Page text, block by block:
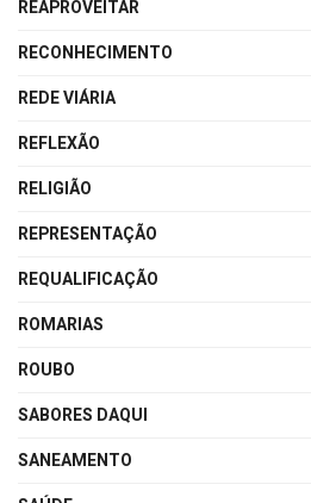
REAPROVEITAR
RECONHECIMENTO
REDE VIÁRIA
REFLEXÃO
RELIGIÃO
REPRESENTAÇÃO
REQUALIFICAÇÃO
ROMARIAS
ROUBO
SABORES DAQUI
SANEAMENTO